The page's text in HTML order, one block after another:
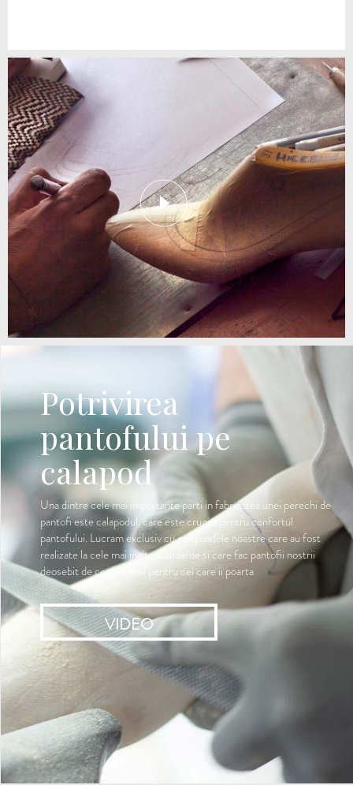
Potrivirea
pantofului pe
calapod
Una dintre cele mai importante parti in fabricarea unei perechi de
pantofi este calapodul, care este crucial pentru confortul
pantofului. Lucram exclusiv cu calapoadele noastre care au fost
realizate la cele mai inalte standarde si care fac pantofii nostrii
deosebit de confortabili pentru cei care ii poarta
VIDEO